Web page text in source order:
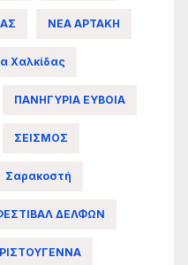
ΝΕΑ ΑΡΤΑΚΗ
Χαλκίδας
ΠΑΝΗΓΥΡΙΑ ΕΥΒΟΙΑ
ΣΕΙΣΜΟΣ
Σαρακοστή
ΔΕΛΦΩΝ